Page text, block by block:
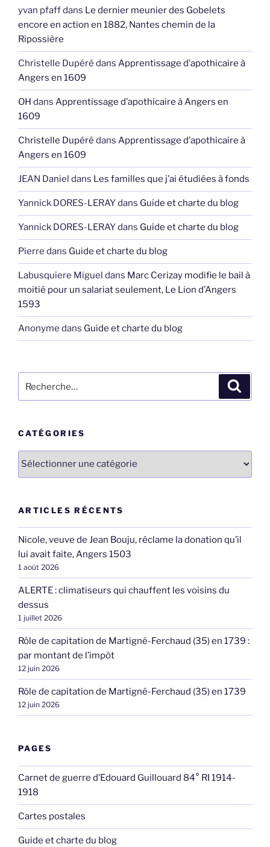
yvan pfaffdans Le dernier meunier des Gobelets
encore en action en 1882, Nantes chemin de la
Ripossière
Christelle Dupéré dans Apprentissage d’apothicaire à
Angers en 1609
OH dans Apprentissage d’apothicaire à Angers en
1609
Christelle Dupéré dans Apprentissage d’apothicaire à
Angers en 1609
JEAN Daniel dans Les familles que j’ai étudiées à fonds
Yannick DORES-LERAYdans Guide et charte du blog
Yannick DORES-LERAYdans Guide et charte du blog
Pierre dans Guide et charte du blog
Labusquiere Miguel dans Marc Cerizay modifie le bail à
moitié pour un salariat seulement, Le Lion d’Angers
1593
Anonyme dans Guide et charte du blog
pour
CATÉGORIES
Catégories
ARTICLES RÉCENTS
Nicole, veuve de Jean Bouju, réclame la donation qu’il
lui avait faite, Angers 1503
1 août 2026
ALERTE : climatiseurs qui chauffent les voisins du
dessus
1 juillet 2026
Rôle de capitation de Martigné-Ferchaud (35) en 1739 :
par montant de l’impôt
12 juin 2026
Rôle de capitation de Martigné-Ferchaud (35) en 1739
12 juin 2026
PAGES
Carnet de guerre d’Edouard Guillouard 84° RI 1914-
1918
Cartes postales
Guide et charte du blog